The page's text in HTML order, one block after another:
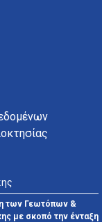
των Γεωτόπων &
με σκοπό την ένταξη